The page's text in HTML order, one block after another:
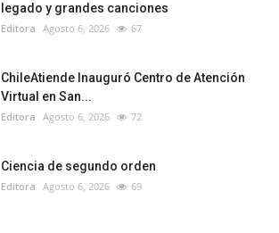
legado y grandes canciones
Editora Agosto 6, 2026 67
ChileAtiende Inauguró Centro de Atención
Virtual en San...
Editora Agosto 6, 2026 72
Ciencia de segundo orden
Editora Agosto 6, 2026 69